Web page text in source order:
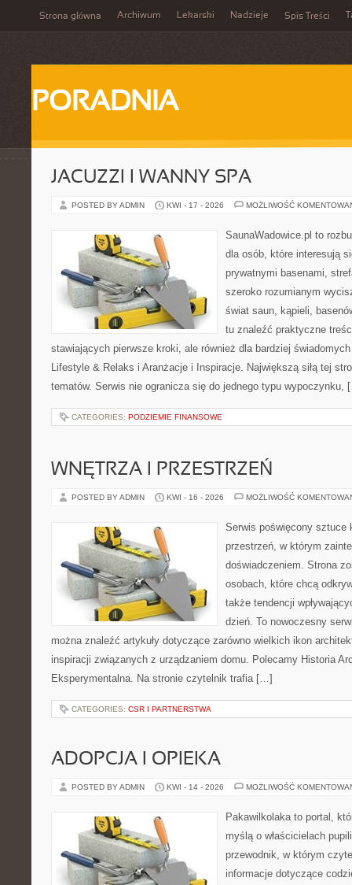
Strona główna Archiwum Lekarski Nadzieje Spis Treści
PORADNIA
JACUZZI I WANNY SPA
POSTED BY ADMIN KWI - 17 - 2026 MOŻLIWOŚĆ
SaunaWadowice.pl to
dla osób, które interesują
prywatnymi basenami,
szeroko rozumianym
świat saun, kąpieli,
tu znaleźć praktyczne
stawiających pierwsze kroki, ale również dla bardziej
Lifestyle & Relaks i Aranżacje i Inspiracje. Największą siłą tej
tematów. Serwis nie ogranicza się do jednego typu wypoczynku,
CATEGORIES: PODZIEMIE FINANSOWE
WNĘTRZA I PRZESTRZEŃ
POSTED BY ADMIN KWI - 16 - 2026 MOŻLIWOŚĆ
Serwis poświęcony sztuce
przestrzeń, w którym
doświadczeniem. Strona
osobach, które chcą
także tendencji
dzień. To nowoczesny
można znaleźć artykuły dotyczące zarówno wielkich ikon
inspiracji związanych z urządzaniem domu. Polecamy Historia
Eksperymentalna. Na stronie czytelnik trafia […]
CATEGORIES: CSR I PARTNERSTWA
ADOPCJA I OPIEKA
POSTED BY ADMIN KWI - 14 - 2026 MOŻLIWOŚĆ
Pakawilkolaka to portal,
myślą o właścicielach
przewodnik, w którym
informacje dotyczące